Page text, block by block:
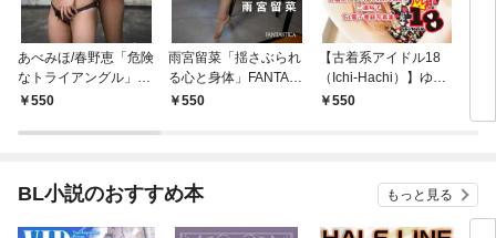
あべみほ/春野恵「危険
なトライアングル」FA
NTASTICAデジタル写
550
雨宮留菜「揺さぶられ
る心と身体」FANTAS
TICAデジタル写真集
550
【古着系アイドル18
（Ichi-Hachi）】ゆー
こにむちゅー～三浦裕
550
千
BL小説のおすすめ本 もっと見る